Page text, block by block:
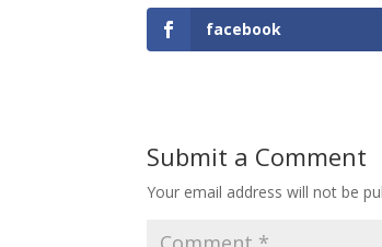
facebook
Submit a Comment
Your email address will not be